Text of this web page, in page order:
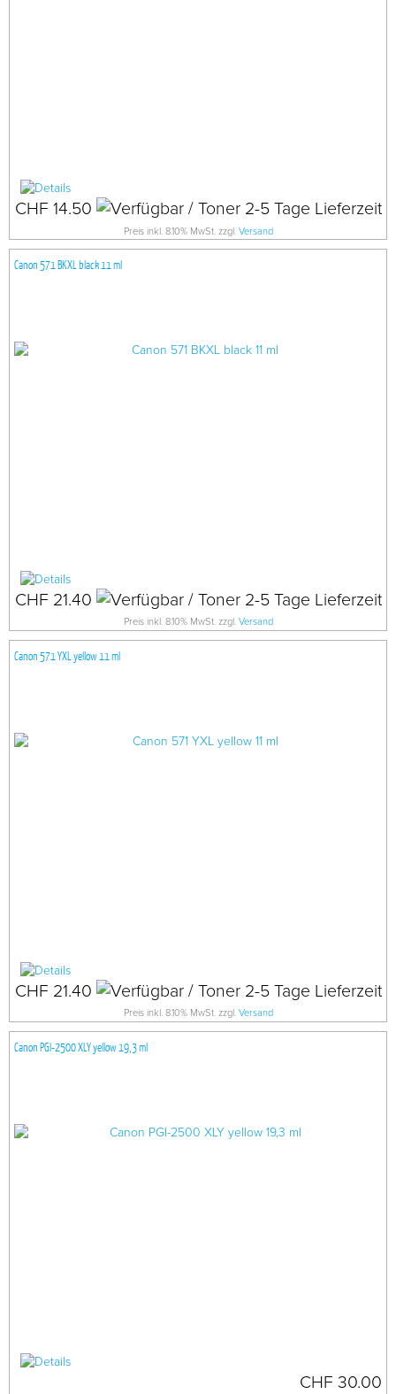
CHF 14.50
Preis inkl. 8.10% MwSt. zzgl. Versand
Canon 571 BKXL black 11 ml
CHF 21.40
Preis inkl. 8.10% MwSt. zzgl. Versand
Canon 571 YXL yellow 11 ml
CHF 21.40
Preis inkl. 8.10% MwSt. zzgl. Versand
Canon PGI-2500 XLY yellow 19,3 ml
CHF 30.00